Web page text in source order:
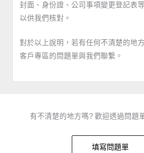
封面、身份證、公司事項變更登記表
以供我們核對。
對於以上說明，若有任何不清楚的地
客戶專區的問題單與我們聯繫。
有不清楚的地方嗎? 歡迎透過問題
填寫問題單